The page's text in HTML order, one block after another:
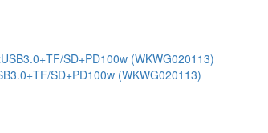
SD+PD100w (WKWG020113)